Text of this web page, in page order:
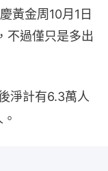
黃金周10月1日
不過僅只是多出
淨計有6.3萬人